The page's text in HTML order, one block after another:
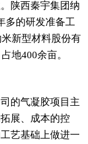
陕西秦宇集团纳
多的研发准备工
新型材料股份有
地400余亩。
的气凝胶项目主
展、成本的控
艺基础上做进一